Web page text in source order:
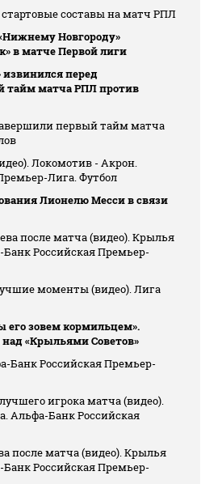
составы на матч РПЛ
Новгороду»
в матче Первой лиги
извинился перед
тайм матча РПЛ против
первый тайм матча
Локомотив - Акрон.
Лига. Футбол
Лионелю Месси в связи
после матча (видео). Крылья
Российская Премьер-
моменты (видео). Лига
его зовем кормильцем».
«Крыльями Советов»
Банк Российская Премьер-
игрока матча (видео).
Альфа-Банк Российская
после матча (видео). Крылья
Российская Премьер-